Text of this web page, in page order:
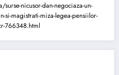
nicusor-dan-negociaza-un-
si-magistrati-miza-legea-pensiilor-
766348.html